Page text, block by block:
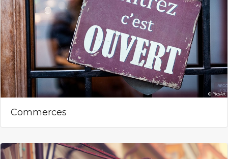
Commerces